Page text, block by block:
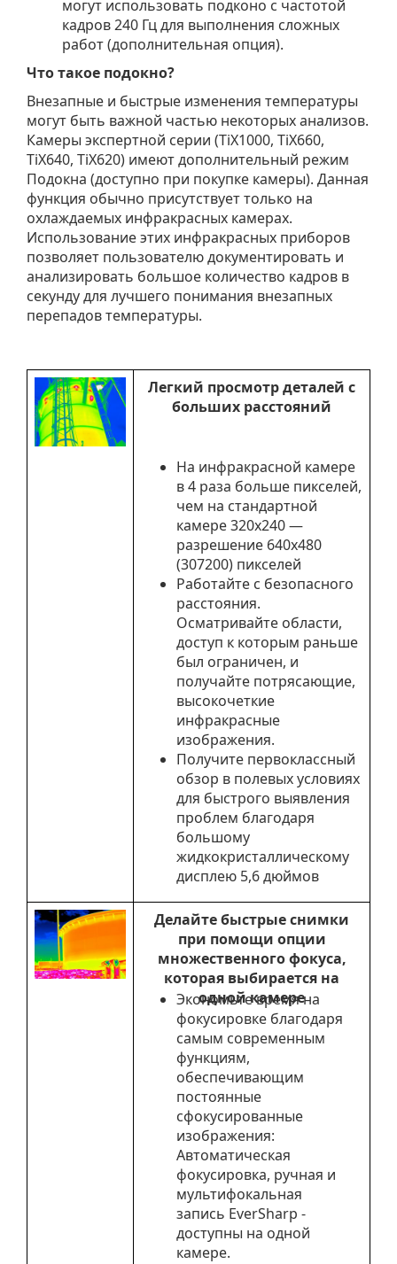
могут использовать подконо с частотой
кадров 240 Гц для выполнения сложных
работ (дополнительная опция).
Что такое подокно?
Внезапные и быстрые изменения температуры
могут быть важной частью некоторых анализов.
Камеры экспертной серии (TiX1000, TiX660,
TiX640, TiX620) имеют дополнительный режим
Подокна (доступно при покупке камеры). Данная
функция обычно присутствует только на
охлаждаемых инфракрасных камерах.
Использование этих инфракрасных приборов
позволяет пользователю документировать и
анализировать большое количество кадров в
секунду для лучшего понимания внезапных
перепадов температуры.
Легкий просмотр деталей с
больших расстояний
На инфракрасной камере
в 4 раза больше пикселей,
чем на стандартной
камере 320х240 —
разрешение 640х480
(307200) пикселей
Работайте с безопасного
расстояния.
Осматривайте области,
доступ к которым раньше
был ограничен, и
получайте потрясающие,
высокочеткие
инфракрасные
изображения.
Получите первоклассный
обзор в полевых условиях
для быстрого выявления
проблем благодаря
большому
жидкокристаллическому
дисплею 5,6 дюймов
Делайте быстрые снимки
при помощи опции
множественного фокуса,
которая выбирается на
одной камере
Экономьте время на
фокусировке благодаря
самым современным
функциям,
обеспечивающим
постоянные
сфокусированные
изображения:
Aвтоматическая
фокусировка, ручная и
мультифокальная
запись EverSharp -
доступны на одной
камере.